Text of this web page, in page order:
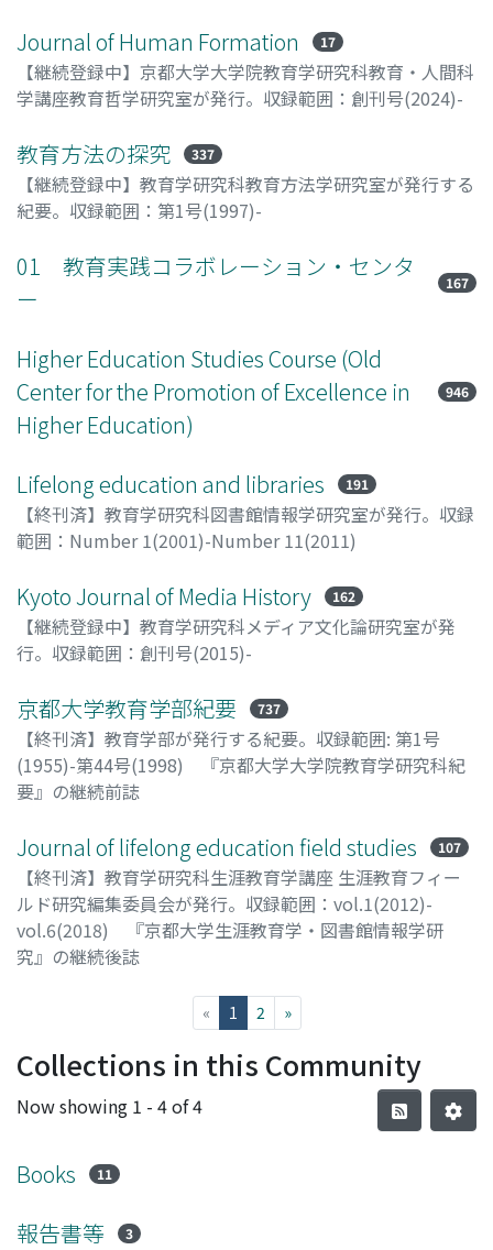
Journal of Human Formation 17
【継続登録中】京都大学大学院教育学研究科教育・人間科
学講座教育哲学研究室が発行。収録範囲：創刊号(2024)-
教育方法の探究 337
【継続登録中】教育学研究科教育方法学研究室が発行する
紀要。収録範囲：第1号(1997)-
01 教育実践コラボレーション・センタ
ー
167
Higher Education Studies Course (Old
Center for the Promotion of Excellence in
Higher Education)
946
Lifelong education and libraries 191
【終刊済】教育学研究科図書館情報学研究室が発行。収録
範囲：Number 1(2001)-Number 11(2011)
Kyoto Journal of Media History 162
【継続登録中】教育学研究科メディア文化論研究室が発
行。収録範囲：創刊号(2015)-
京都大学教育学部紀要 737
【終刊済】教育学部が発行する紀要。収録範囲: 第1号
(1955)-第44号(1998) 『京都大学大学院教育学研究科紀
要』の継続前誌
Journal of lifelong education field studies 107
【終刊済】教育学研究科生涯教育学講座 生涯教育フィー
ルド研究編集委員会が発行。収録範囲：vol.1(2012)-
vol.6(2018) 『京都大学生涯教育学・図書館情報学研
究』の継続後誌
« 1 (current)
2 »
Collections in this Community
Now showing 1 - 4 of 4
Books 11
報告書等 3